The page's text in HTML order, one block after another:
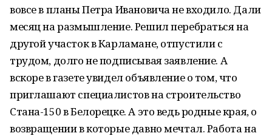
вовсе в планы Петра Ивановича не входило. Дали
месяц на размышление. Решил перебраться на
другой участок в Карламане, отпустили с
трудом, долго не подписывая заявление. А
вскоре в газете увидел объявление о том, что
приглашают специалистов на строительство
Стана-150 в Белорецке. А это ведь родные края, о
возвращении в которые давно мечтал. Работа на